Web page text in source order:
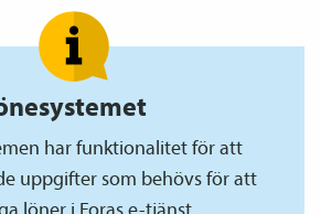
har funktionalitet för att
uppgifter som behövs för att